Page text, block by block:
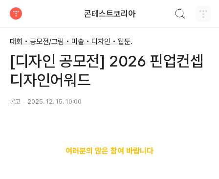
콘테스트코리아
대회 • 공모전/그림 • 미술 • 디자인 • 웹툰.
[디자인 공모전] 2026 핀업컨셉
디자인어워드
콘코 2025. 12. 15. 10:00
여러분의 많은 참여 바랍니다